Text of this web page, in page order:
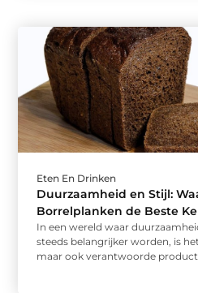
Eten En Drinken
Duurzaamheid en Stijl:
Borrelplanken de Beste
In een wereld waar
steeds belangrijker worden, is
maar ook verantwoorde